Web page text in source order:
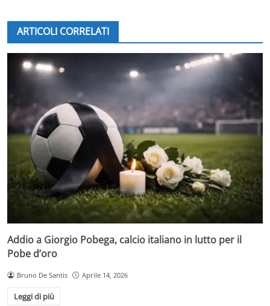
ARTICOLI CORRELATI
Addio a Giorgio Pobega, calcio italiano in lutto per il
Pobe d’oro
Bruno De Santis Aprile 14, 2026
Leggi di più